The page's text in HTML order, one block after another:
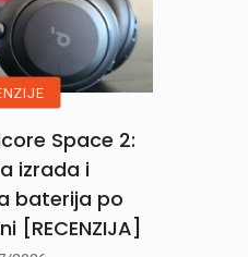
Space 2:
izrada i
baterija po
[RECENZIJA]